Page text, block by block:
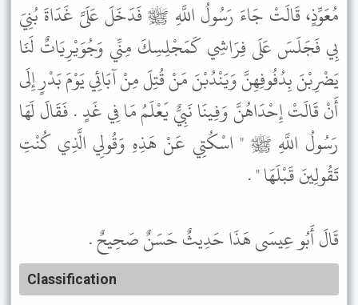
مُعَوِّذٍ، قَالَتْ جَاءَ رَسُولُ اللَّهِ ﷺ فَدَخَلَ عَلَىَّ غَدَاةَ بُنِيَ
بِي فَجَلَسَ عَلَى فِرَاشِي كَمَجْلِسِكَ مِنِّي وَجُوَيْرِيَاتٌ لَنَا
يَضْرِبْنَ بِدُفُوفِهِنَّ وَيَنْدُبْنَ مَنْ قُتِلَ مِنْ آبَائِي يَوْمَ بَدْرٍ إِلَى
أَنْ قَالَتْ إِحْدَاهُنَّ وَفِينَا نَبِيٌّ يَعْلَمُ مَا فِي غَدٍ . فَقَالَ لَهَا
رَسُولُ اللَّهِ ﷺ " اسْكُتِي عَنْ هَذِهِ وَقُولِي الَّذِي كُنْتِ
تَقُولِينَ قَبْلَهَا " .
قَالَ أَبُو عِيسَى هَذَا حَدِيثٌ حَسَنٌ صَحِيحٌ .
Classification